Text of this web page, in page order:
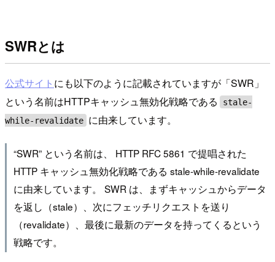
SWRとは
公式サイト にも以下のように記載されていますが「SWR」
という名前はHTTPキャッシュ無効化戦略である
stale-
while-revalidate に由来しています。
“SWR” という名前は、 HTTP RFC 5861 で提唱された
HTTP キャッシュ無効化戦略である stale-while-revalidate
に由来しています。 SWR は、まずキャッシュからデータ
を返し（stale）、次にフェッチリクエストを送り
（revalidate）、最後に最新のデータを持ってくるという
戦略です。